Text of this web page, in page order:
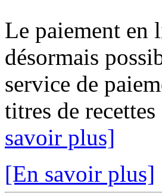
Le paiement en
désormais
service de
titres de
savoir plus]
[En savoir plus]